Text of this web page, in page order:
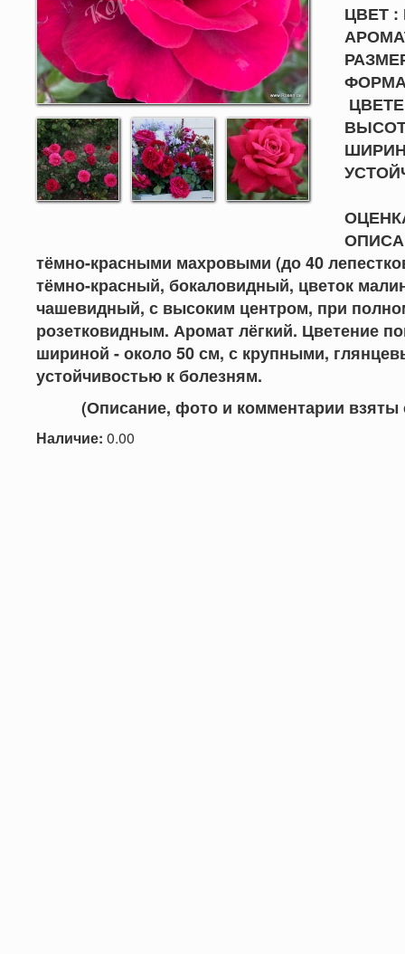
ЦВЕТ :
ФОРМА
тёмно-красными махровыми (до 40
тёмно-красный, бокаловидный, цветок
чашевидный, с высоким центром, при
розетковидным. Аромат лёгкий. Цветение
шириной - около 50 см, с крупными,
устойчивостью к болезням.
(Описание, фото и комментарии взяты с
Наличие: 0.00